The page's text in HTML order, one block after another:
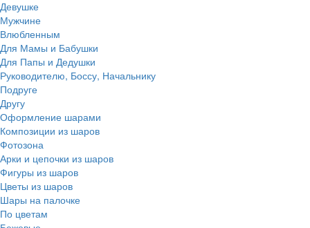
Девушке
Мужчине
Влюбленным
Для Мамы и Бабушки
Для Папы и Дедушки
Руководителю, Боссу, Начальнику
Подруге
Другу
Оформление шарами
Композиции из шаров
Фотозона
Арки и цепочки из шаров
Фигуры из шаров
Цветы из шаров
Шары на палочке
По цветам